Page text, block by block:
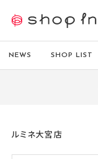
NEWS SHOP LIST
ルミネ大宮店